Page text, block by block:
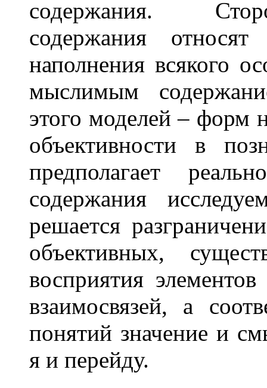
содержания.
содержания
наполнения всякого
мыслимым
этого моделей – форм
объективности в
предполагает
содержания
решается
объективных,
восприятия
взаимосвязей, а
понятий значение и
я и перейду.